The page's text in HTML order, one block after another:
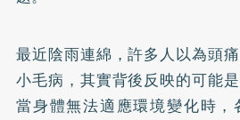
最近陰雨連綿，許多人以為頭
小毛病，其實背後反映的可能
當身體無法適應環境變化時